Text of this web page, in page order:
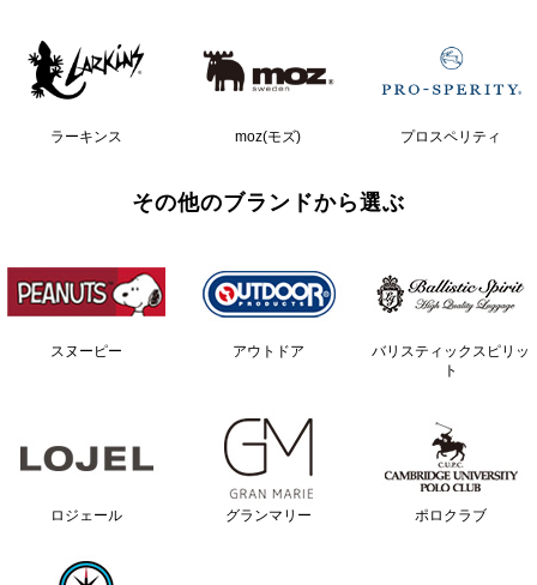
ラーキンス moz(モズ) プロスペリティ
その他のブランドから選ぶ
スヌーピー アウトドア
バリスティックスピリッ
ト
ロジェール グランマリー ポロクラブ